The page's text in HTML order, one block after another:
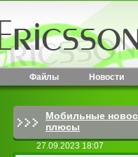
Файлы Новости
Мобильные
плюсы
27.09.2023 18:07